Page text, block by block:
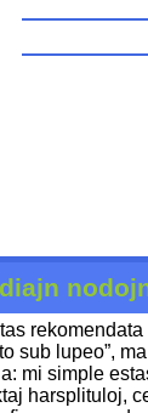
sub lupeo”,
mi simple
harsplituloj,